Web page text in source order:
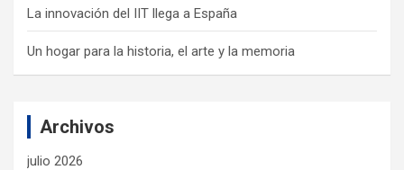
La innovación del IIT llega a España
Un hogar para la historia, el arte y la memoria
Archivos
julio 2026